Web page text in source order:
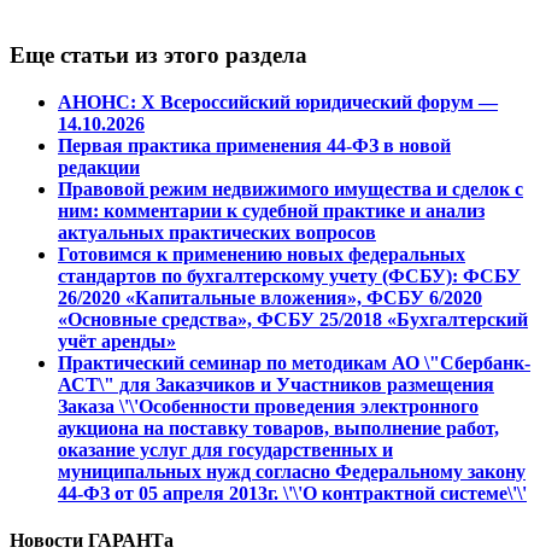
Еще статьи из этого раздела
АНОНС: Х Всероссийский юридический форум —
14.10.2026
Первая практика применения 44-ФЗ в новой
редакции
Правовой режим недвижимого имущества и сделок с
ним: комментарии к судебной практике и анализ
актуальных практических вопросов
Готовимся к применению новых федеральных
стандартов по бухгалтерскому учету (ФСБУ): ФСБУ
26/2020 «Капитальные вложения», ФСБУ 6/2020
«Основные средства», ФСБУ 25/2018 «Бухгалтерский
учёт аренды»
Практический семинар по методикам АО \"Сбербанк-
АСТ\" для Заказчиков и Участников размещения
Заказа \'\'Особенности проведения электронного
аукциона на поставку товаров, выполнение работ,
оказание услуг для государственных и
муниципальных нужд согласно Федеральному закону
44-ФЗ от 05 апреля 2013г. \'\'О контрактной системе\'\'
Новости ГАРАНТа